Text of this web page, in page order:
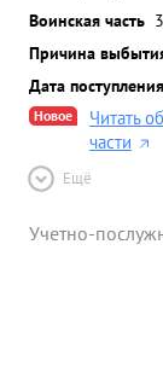
Воинская часть
Причина
Дата
Новое
Читать
части
Ещё
Учетно-